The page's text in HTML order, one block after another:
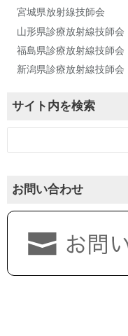
宮城県放射線技師会
山形県診療放射線技師会
福島県診療放射線技師会
新潟県診療放射線技師会
サイト内を検索
お問い合わせ